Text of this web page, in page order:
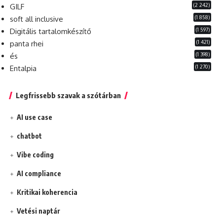
GILF (2 242)
soft all inclusive (1 858)
Digitális tartalomkészítő (1 597)
panta rhei (1 421)
és (1 398)
Entalpia (1 270)
Legfrissebb szavak a szótárban
AI use case
chatbot
Vibe coding
AI compliance
Kritikai koherencia
Vetési naptár